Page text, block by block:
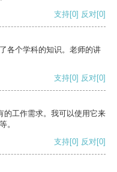
支持[0] 反对[0]
各个学科的知识。老师的讲
支持[0] 反对[0]
的工作需求。我可以使用它来
。
支持[0] 反对[0]